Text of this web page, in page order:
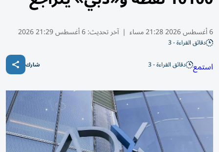
6 أغسطس 2026 21:28 مساء | آخر تحديث:6 أغسطس 21:29 2026
دقائق القراءة - 3
استمع دقائق القراءة - 3 شارك